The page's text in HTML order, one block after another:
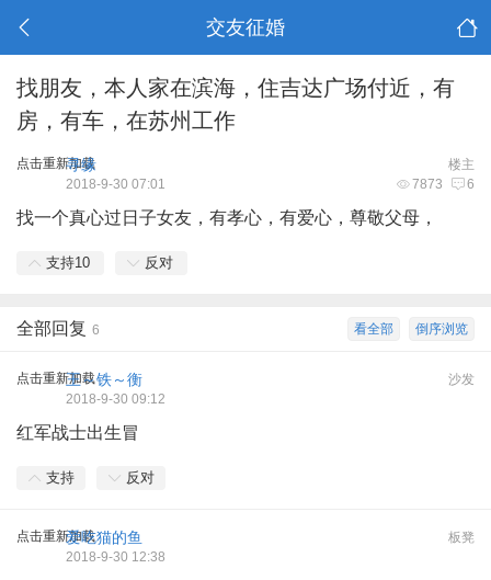
交友征婚
找朋友，本人家在滨海，住吉达广场付近，有
房，有车，在苏州工作
点击重新加载 楼主
寻缘
7873 6
2018-9-30 07:01
找一个真心过日子女友，有孝心，有爱心，尊敬父母，
支持10 反对
倒序浏览
看全部
全部回复 6
点击重新加载 沙发
王～铁～衡
2018-9-30 09:12
红军战士出生冒
支持 反对
点击重新加载 板凳
爱吃猫的鱼
2018-9-30 12:38